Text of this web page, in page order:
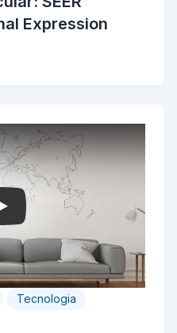
Expression
Play
Tecnologia